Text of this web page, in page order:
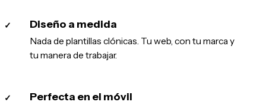
✓ Diseño a medida
Nada de plantillas clónicas. Tu web, con tu marca y
tu manera de trabajar.
✓ Perfecta en el móvil